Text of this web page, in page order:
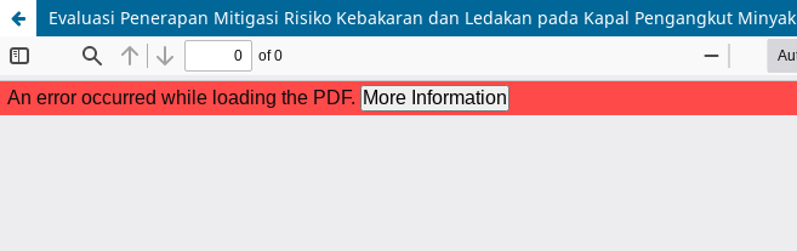
Evaluasi Penerapan Mitigasi Risiko Kebakaran dan Ledakan pada Kapal Pengangkut